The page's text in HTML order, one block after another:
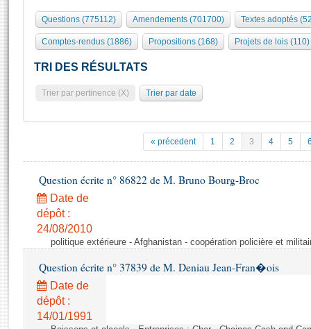
577 députés
Groupes politiques
Commissions et autres organes
Europe et International
Pétitions
Projets de loi
Propositions de loi
Amendements
Textes adoptés
Rapports d'information
Rapports d'enquête
Rapports législatifs
Organisation de l'Assemblée
Présidence Conférence des Présidents Bureau Collège des
Statistiques et chiffres clés
Documents de référence
( Constitution | Règlement de l'Assemblée ... )
Histoire
Juniors
Anciennes législatures
Liens vers les sites publics
Visite virtuelle du palais Bourbon
Assister à une séance
Contacts et plan d'accès
Photos libres de droit
Questions (775112) Amendements (701700) Textes adoptés
Comptes-rendus (1886) Propositions (168) Projets de lois (110)
TRI DES RÉSULTATS
Trier par pertinence (X) Trier par date
« précedent 1 2 3 4 5
Question écrite n° 86822 de M. Bruno Bourg-Broc
Date de
dépôt :
24/08/2010
politique extérieure - Afghanistan - coopération policière et
Question écrite n° 37839 de M. Deniau Jean-Fran�ois
Date de
dépôt :
14/01/1991